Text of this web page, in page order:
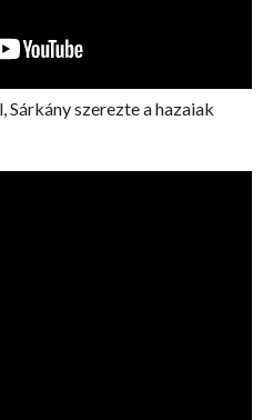
szerezte a hazaiak